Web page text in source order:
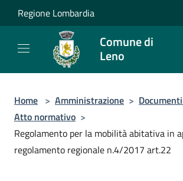
Salta al contenuto principale
Regione Lombardia
Comune di
Leno
Home > Amministrazione >
Atto normativo >
Regolamento per la mobilità abitativa in
regolamento regionale n.4/2017 art.22